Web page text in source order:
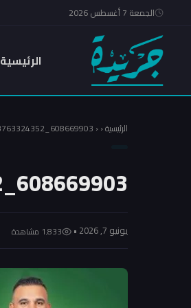
الجمعة 7 أغسطس 2026
الرئيسية
الرئيسية‹
‹
608669903_1190003763324352_3175785344469518670_n
608669903_1190003763324352_3175785344469518670_n
يونيو 7, 2026 • 1٬833 مشاهدة